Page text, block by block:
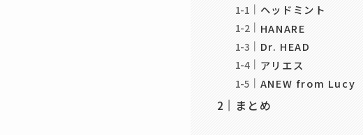
ヘッドミント
HANARE
Dr. HEAD
アリエス
ANEW from Lucy
まとめ